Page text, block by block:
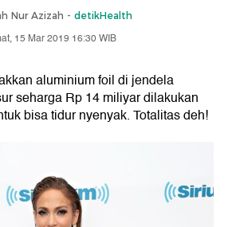
Nur Azizah - detikHealth
15 Mar 2019 16:30 WIB
aluminium foil di jendela
seharga Rp 14 miliyar dilakukan
bisa tidur nyenyak. Totalitas deh!